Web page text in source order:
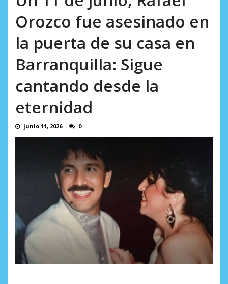
Orozco fue asesinado en
la puerta de su casa en
Barranquilla: Sigue
cantando desde la
eternidad
junio 11, 2026 0